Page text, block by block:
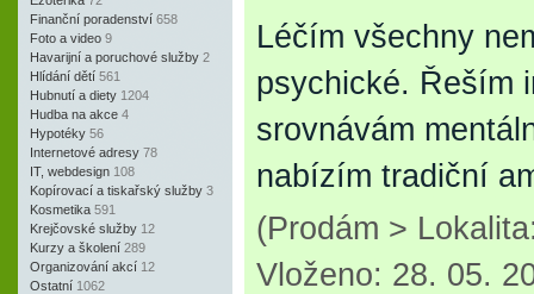
Finanční poradenství 658
Foto a video 9
Havarijní a poruchové služby 2
Hlídání dětí 561
Hubnutí a diety 1204
Hudba na akce 4
Hypotéky 56
Internetové adresy 78
IT, webdesign 108
Kopírovací a tiskařský služby 3
Kosmetika 591
Krejčovské služby 12
Kurzy a školení 289
Organizování akcí 12
Ostatní 1062
Léčím všechny
psychické. Řeším
srovnávám
nabízím tradiční
(Prodám >
Vloženo: 28. 05.